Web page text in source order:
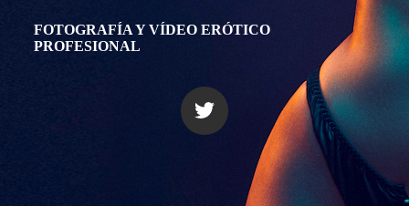
FOTOGRAFÍA Y VÍDEO ERÓTICO
PROFESIONAL